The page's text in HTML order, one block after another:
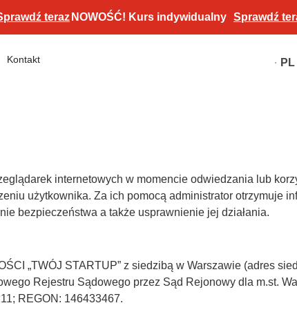
terazNOWOŚĆ! Kurs indywidualny Sprawdź teraz
Kontakt PL
internetowych w momencie odwiedzania lub
użytkownika. Za ich pomocą administrator otrzymuje
bezpieczeństwa a także usprawnienie jej działania.
„TWÓJ STARTUP” z siedzibą w Warszawie (adres
Rejestru Sądowego przez Sąd Rejonowy dla m.st.
REGON: 146433467.